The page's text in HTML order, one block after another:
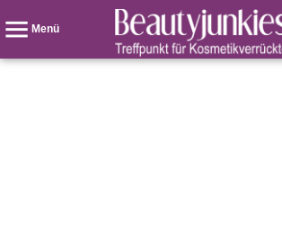
Menü